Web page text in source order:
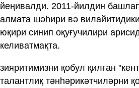
йеңивалди. 2011-йилдин
алмата шәһири вә
юқири синип оқуғучилири
келиватмақта.
зияритимизни қобул қилған
талантлиқ тәнһәрикәтчиләрни